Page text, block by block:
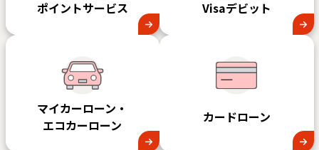
ポイントサービス
Visaデビット
マイカーローン・
エコカーローン
カードローン